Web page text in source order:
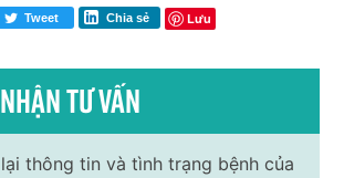
Tweet Chia sẻ Lưu
tư vấn
thông tin và tình trạng bệnh của